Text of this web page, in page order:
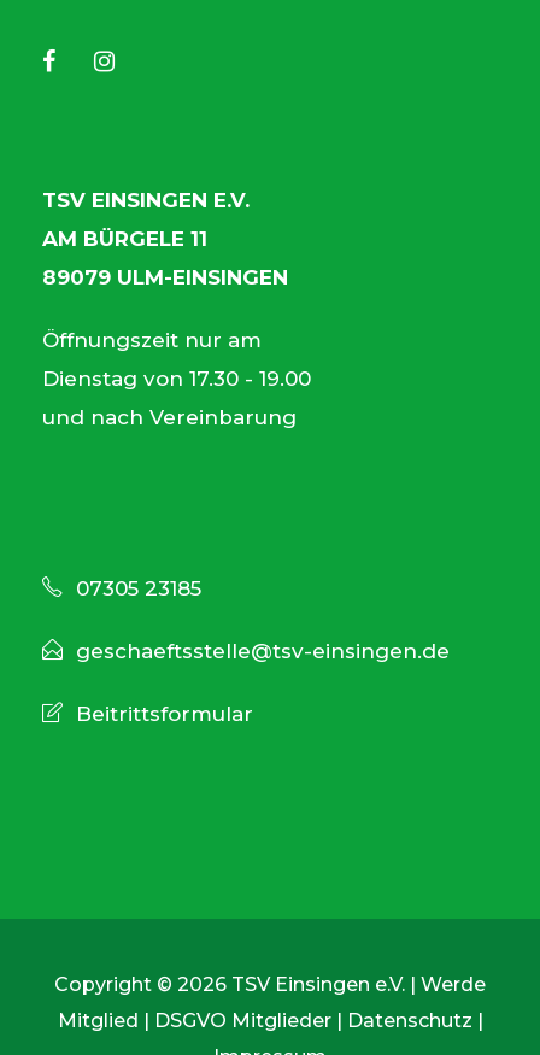
TSV EINSINGEN E.V.
AM BÜRGELE 11
89079 ULM-EINSINGEN
Öffnungszeit nur am
Dienstag von 17.30 - 19.00
und nach Vereinbarung
07305 23185
geschaeftsstelle@tsv-einsingen.de
Beitrittsformular
Copyright © 2026 TSV Einsingen e.V. | Werde
Mitglied | DSGVO Mitglieder| Datenschutz |